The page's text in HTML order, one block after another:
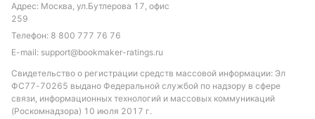
Адрес: Москва, ул.Бутлерова 17, офис
259
Телефон: 8 800 777 76 76
E-mail: support@bookmaker-ratings.ru
Свидетельство о регистрации средств массовой информации: Эл
ФС77-70265 выдано Федеральной службой по надзору в сфере
связи, информационных технологий и массовых коммуникаций
(Роскомнадзора) 10 июля 2017 г.